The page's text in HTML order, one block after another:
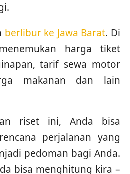
berlibur ke Jawa Barat. Di
harga tiket
tarif sewa motor
makanan dan lain
riset ini, Anda bisa
perjalanan yang
pedoman bagi Anda.
bisa menghitung kira –